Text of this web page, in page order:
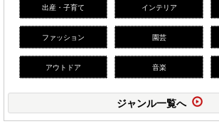
出産・子育て インテリア
ファッション 園芸
アウトドア 音楽
ジャンル一覧へ